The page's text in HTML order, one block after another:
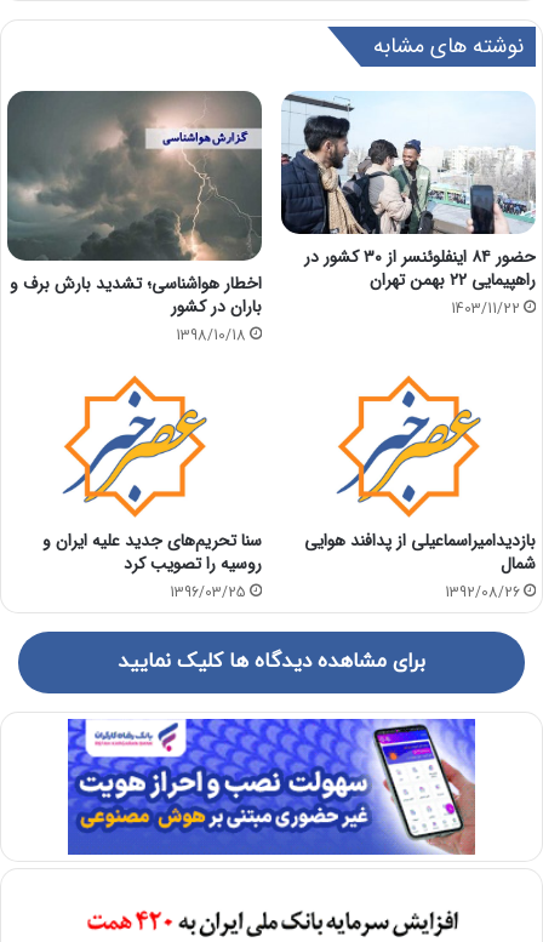
نوشته های مشابه
حضور ۸۴ اینفلوئنسر از ۳۰ کشور در
راهپیمایی ۲۲ بهمن تهران
1403/11/22
اخطار هواشناسی؛ تشدید بارش برف و
باران در کشور
1398/10/18
بازدیدامیراسماعیلی از پدافند هوایی
شمال
1392/08/26
سنا تحریم‌های جدید علیه ایران و
روسیه را تصویب کرد
1396/03/25
برای مشاهده دیدگاه ها کلیک نمایید